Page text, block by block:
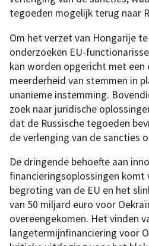
tegoeden mogelijk terug naar
Om het verzet van Hongarije
onderzoeken EU-
kan worden opgericht met een
meerderheid van stemmen in
unanieme instemming.
zoek naar juridische
dat de Russische tegoeden
de verlenging van de sancties
De dringende behoefte aan
financieringsoplossingen
begroting van de EU en het
van 50 miljard euro voor
overeengekomen. Het vinden
langetermijnfinanciering voor